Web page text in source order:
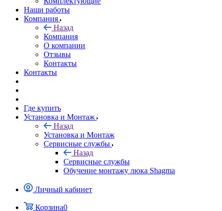
Наши работы
Компания
Назад
Компания
О компании
Отзывы
Контакты
Контакты
Где купить
Установка и Монтаж
Назад
Установка и Монтаж
Сервисные службы
Назад
Сервисные службы
Обучение монтажу люка Shagma
Личный кабинет
Корзина0